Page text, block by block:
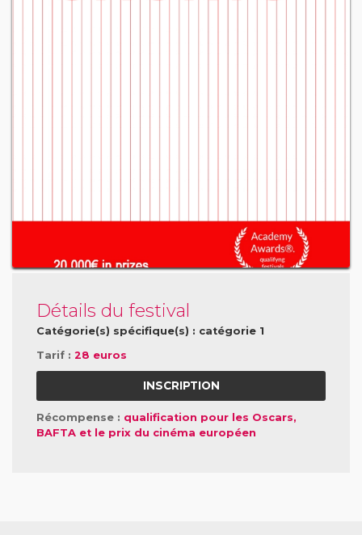
Détails du festival
Catégorie(s) spécifique(s) : catégorie 1
Tarif : 28 euros
INSCRIPTION
Récompense : qualification pour les Oscars,
BAFTA et le prix du cinéma européen